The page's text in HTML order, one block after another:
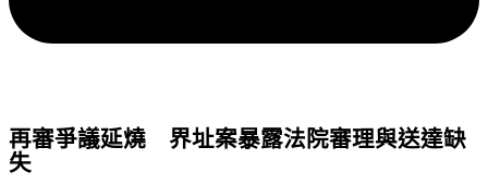
再審爭議延燒 界址案暴露法院審理與送達缺
失